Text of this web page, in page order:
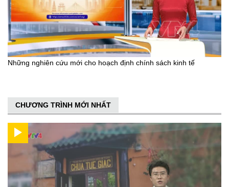
Những nghiên cứu mới cho hoạch định chính sách kinh tế
CHƯƠNG TRÌNH MỚI NHẤT